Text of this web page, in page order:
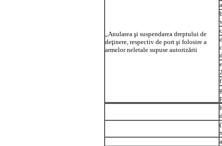
„Anularea şi suspendarea dreptului de
deţinere, respectiv de port şi folosire a
armelor neletale supuse autorizării